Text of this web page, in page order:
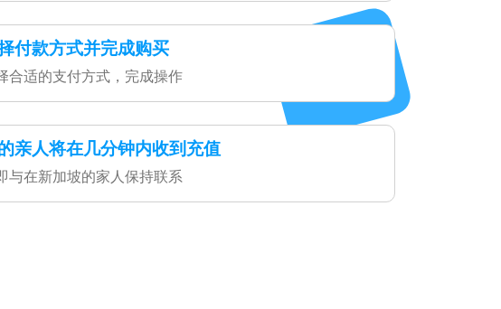
付款方式并完成购买
合适的支付方式，完成操作
亲人将在几分钟内收到充值
与在新加坡的家人保持联系